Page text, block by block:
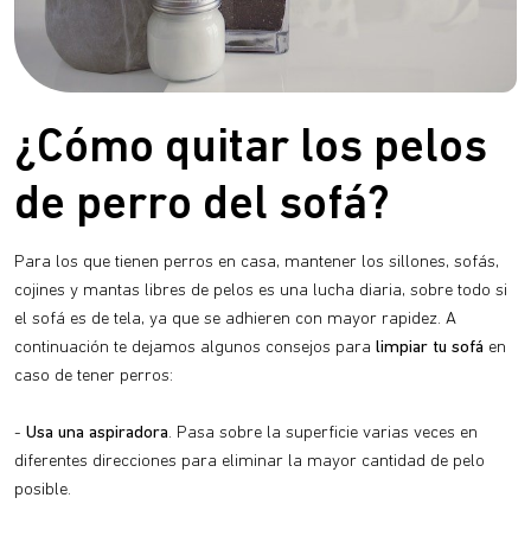
¿Cómo quitar los pelos
de perro del sofá?
Para los que tienen perros en casa, mantener los sillones, sofás,
cojines y mantas libres de pelos es una lucha diaria, sobre todo si
el sofá es de tela, ya que se adhieren con mayor rapidez. A
continuación te dejamos algunos consejos para limpiar tu sofá en
caso de tener perros:
- Usa una aspiradora. Pasa sobre la superficie varias veces en
diferentes direcciones para eliminar la mayor cantidad de pelo
posible.